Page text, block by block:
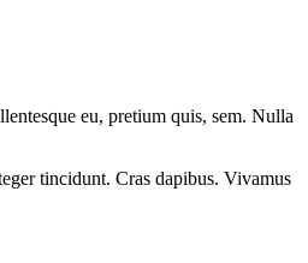
eu, pretium quis, sem. Nulla
tincidunt. Cras dapibus. Vivamus